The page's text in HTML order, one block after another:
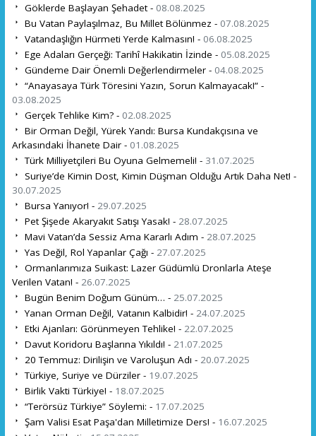
Göklerde Başlayan Şehadet - 08.08.2025
Bu Vatan Paylaşılmaz, Bu Millet Bölünmez - 07.08.2025
Vatandaşlığın Hürmeti Yerde Kalmasın! - 06.08.2025
Ege Adaları Gerçeği: Tarihî Hakikatin İzinde - 05.08.2025
Gündeme Dair Önemli Değerlendirmeler - 04.08.2025
“Anayasaya Türk Töresini Yazın, Sorun Kalmayacak!” -
03.08.2025
Gerçek Tehlike Kim? - 02.08.2025
Bir Orman Değil, Yürek Yandı: Bursa Kundakçısına ve
Arkasındaki İhanete Dair - 01.08.2025
Türk Milliyetçileri Bu Oyuna Gelmemeli! - 31.07.2025
Suriye’de Kimin Dost, Kimin Düşman Olduğu Artık Daha Net! -
30.07.2025
Bursa Yanıyor! - 29.07.2025
Pet Şişede Akaryakıt Satışı Yasak! - 28.07.2025
Mavi Vatan’da Sessiz Ama Kararlı Adım - 28.07.2025
Yas Değil, Rol Yapanlar Çağı - 27.07.2025
Ormanlarımıza Suikast: Lazer Güdümlü Dronlarla Ateşe
Verilen Vatan! - 26.07.2025
Bugün Benim Doğum Günüm… - 25.07.2025
Yanan Orman Değil, Vatanın Kalbidir! - 24.07.2025
Etki Ajanları: Görünmeyen Tehlike! - 22.07.2025
Davut Koridoru Başlarına Yıkıldı! - 21.07.2025
20 Temmuz: Dirilişin ve Varoluşun Adı - 20.07.2025
Türkiye, Suriye ve Dürziler - 19.07.2025
Birlik Vakti Türkiye! - 18.07.2025
“Terörsüz Türkiye” Söylemi: - 17.07.2025
Şam Valisi Esat Paşa'dan Milletimize Ders! - 16.07.2025